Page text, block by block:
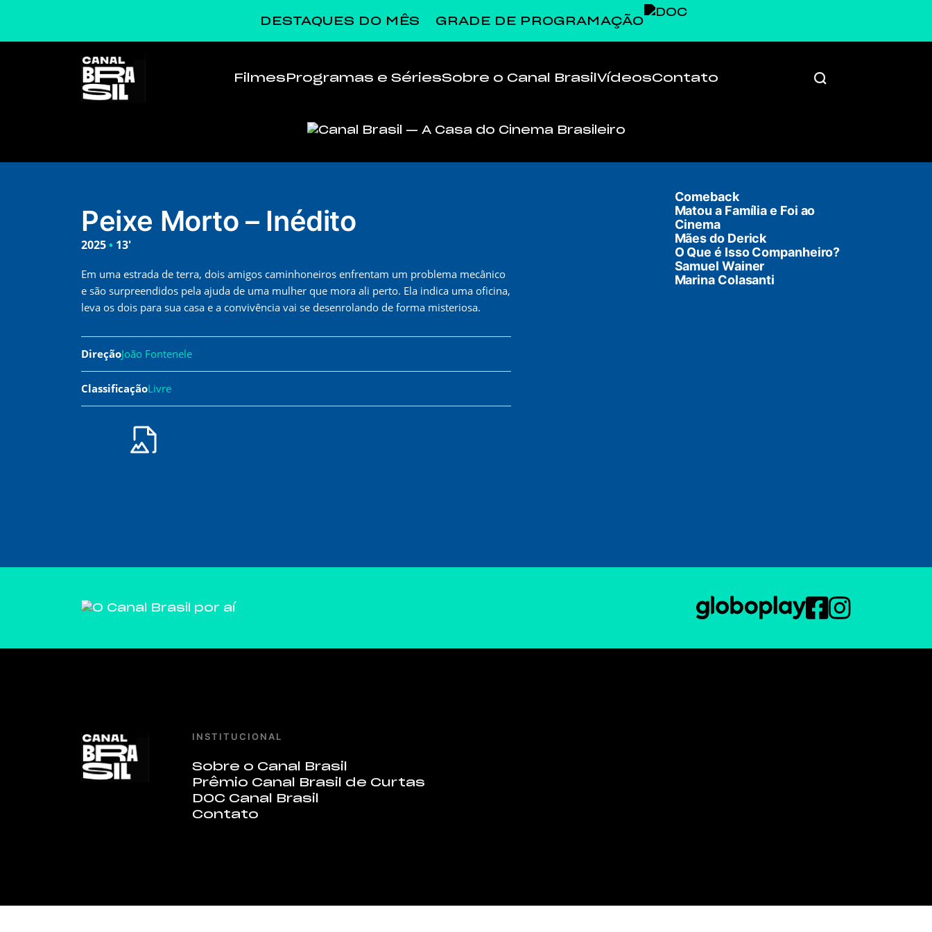
DESTAQUES DO MÊS GRADE DE PROGRAMAÇÃO
FilmesProgramas e SériesSobre o Canal BrasilVídeosContato
Peixe Morto – Inédito
2025• 13'
Em uma estrada de terra, dois amigos caminhoneiros enfrentam um problema mecânico
e são surpreendidos pela ajuda de uma mulher que mora ali perto. Ela indica uma oficina,
leva os dois para sua casa e a convivência vai se desenrolando de forma misteriosa.
DireçãoJoão Fontenele
ClassificaçãoLivre
Comeback
Matou a Família e Foi ao
Cinema
Mães do Derick
O Que é Isso Companheiro?
Samuel Wainer
Marina Colasanti
INSTITUCIONAL
Sobre o Canal Brasil
Prêmio Canal Brasil de Curtas
DOC Canal Brasil
Contato